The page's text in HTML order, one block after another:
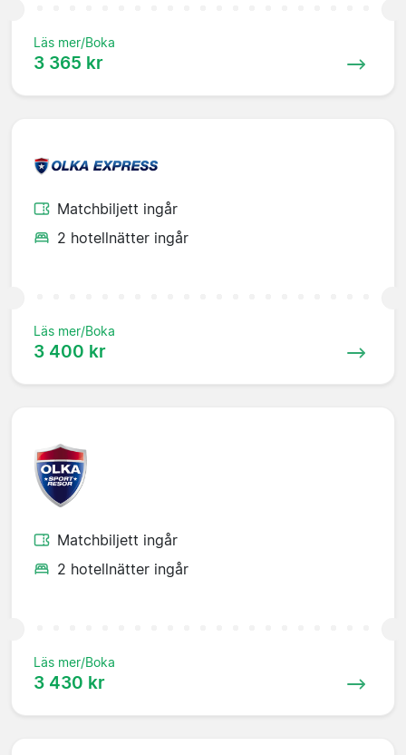
Läs mer/Boka
3 365 kr
Matchbiljett ingår
2 hotellnätter ingår
Läs mer/Boka
3 400 kr
Matchbiljett ingår
2 hotellnätter ingår
Läs mer/Boka
3 430 kr